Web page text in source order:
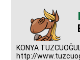
KONYA
http://